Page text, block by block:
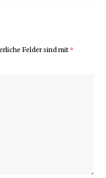
Felder sind mit *